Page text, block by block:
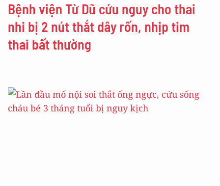
Bệnh viện Từ Dũ cứu nguy cho thai
nhi bị 2 nút thắt dây rốn, nhịp tim
thai bất thường